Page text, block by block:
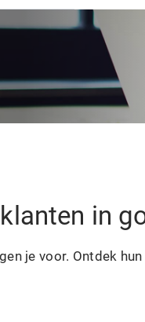
in
je voor. Ontdek